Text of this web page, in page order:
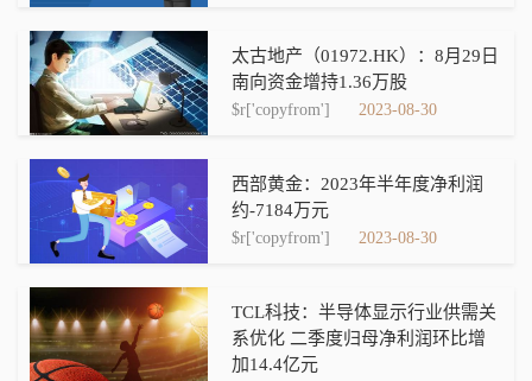
太古地产（01972.HK）：8月29日
南向资金增持1.36万股
$r['copyfrom'] 2023-08-30
西部黄金：2023年半年度净利润
约-7184万元
$r['copyfrom'] 2023-08-30
TCL科技：半导体显示行业供需关
系优化 二季度归母净利润环比增
加14.4亿元